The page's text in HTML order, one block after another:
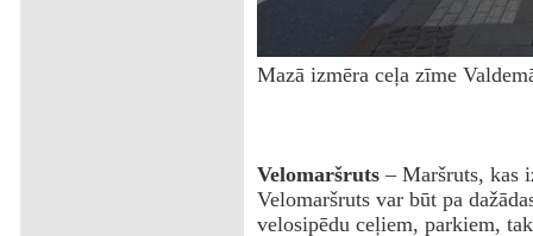
Mazā izmēra ceļa zīme
Velomaršruts– Maršruts, kas
Velomaršruts var būt pa
velosipēdu ceļiem, parkiem,